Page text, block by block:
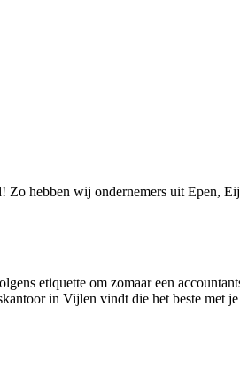
hebben wij ondernemers uit Epen,
etiquette om zomaar een
in Vijlen vindt die het beste met